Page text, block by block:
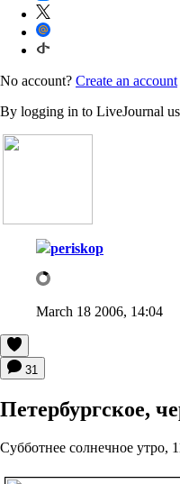
No account? Create an account
By logging in to LiveJournal
periskop
March 18 2006, 14:04
31
Петербургское,
Субботнее солнечное утро,